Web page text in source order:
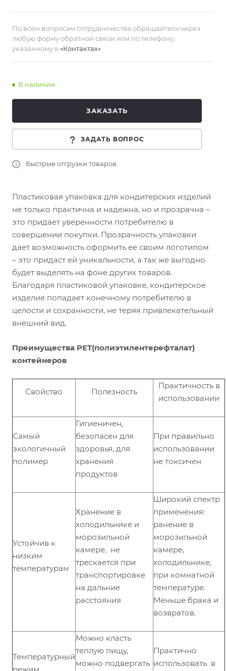
По всем вопросам сотрудничества обращайтесь через
любую форму обратной связи или по телефону,
указанному в «Контактах»
В наличии
ЗАКАЗАТЬ
ЗАДАТЬ ВОПРОС
Быстрые отгрузки товаров
Пластиковая упаковка для кондитерских изделий
не только практична и надежна, но и прозрачна –
это придает уверенности потребителю в
совершении покупки. Прозрачность упаковки
дает возможность оформить ее своим логотипом
– это придаст ей уникальности, а так же выгодно
будет выделять на фоне других товаров.
Благодаря пластиковой упаковке, кондитерское
изделие попадает конечному потребителю в
целости и сохранности, не теряя привлекательный
внешний вид.
Преимущества PET(полиэтилентерефталат)
контейнеров
Свойство Полезность
Практичность в
использовании
Самый
экологичный
полимер
Гигиеничен,
безопасен для
здоровья, для
хранения
продуктов
При правильно
использовании
не токсичен
Устойчив к
низким
температурам
Хранение в
холодильнике и
морозильной
камере, не
трескается при
транспортировке
на дальние
расстояния
Широкий спектр
применения:
ранение в
морозильной
камере,
холодильнике,
при комнатной
температуре.
Меньше брака и
возвратов.
Температурный
Можно класть
теплую пищу,
можно подвергать
Практично
использовать в